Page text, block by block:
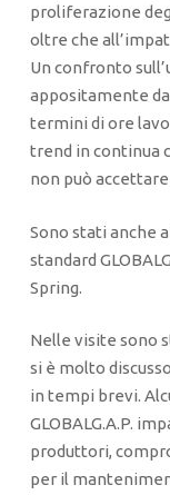
proliferazione
oltre che
Un confronto
appositamente
termini di ore
trend in continua
non può
Sono stati anche
standard
Spring.
Nelle visite sono
si è molto
in tempi brevi.
GLOBALG.A.P.
produttori,
per il